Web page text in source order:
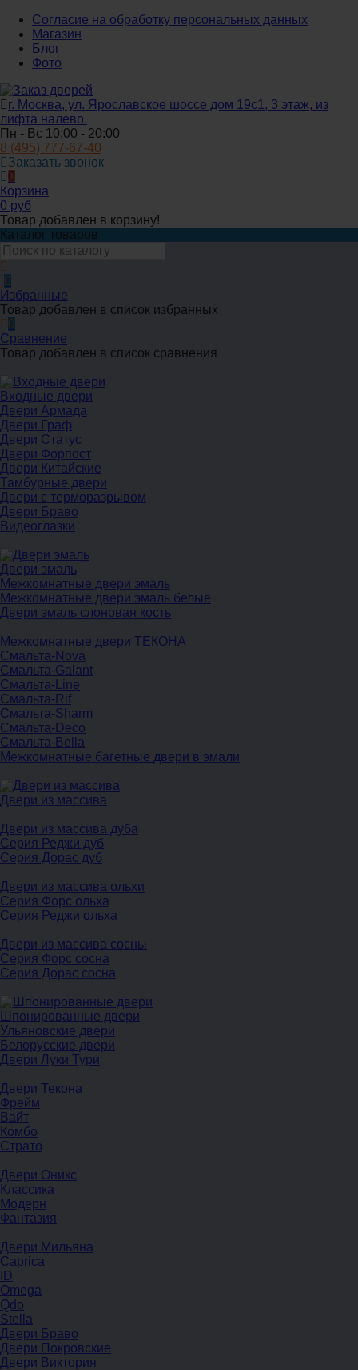
Согласие на обработку персональных данных
Магазин
Блог
Фото
г. Москва, ул. Ярославское шоссе дом 19с1, 3 этаж, из
лифта налево.
Пн - Вс 10:00 - 20:00
8 (495) 777-67-40
Заказать звонок
0
Корзина
0 руб
Товар добавлен в корзину!
Каталог товаров
0
Избранные
Товар добавлен в список избранных
0
Сравнение
Товар добавлен в список сравнения
Входные двери
Двери Армада
Двери Граф
Двери Статус
Двери Форпост
Двери Китайские
Тамбурные двери
Двери с терморазрывом
Двери Браво
Видеоглазки
Двери эмаль
Межкомнатные двери эмаль
Межкомнатные двери эмаль белые
Двери эмаль слоновая кость
Межкомнатные двери ТЕКОНА
Смальта-Nova
Смальта-Galant
Смальта-Line
Смальта-Rif
Смальта-Sharm
Смальта-Deco
Смальта-Bella
Межкомнатные багетные двери в эмали
Двери из массива
Двери из массива дуба
Серия Реджи дуб
Серия Дорас дуб
Двери из массива ольхи
Серия Форс ольха
Серия Реджи ольха
Двери из массива сосны
Серия Форс сосна
Серия Дорас сосна
Шпонированные двери
Ульяновские двери
Белорусские двери
Двери Луки Тури
Двери Текона
Фрейм
Вайт
Комбо
Страто
Двери Оникс
Классика
Модерн
Фантазия
Двери Мильяна
Caprica
ID
Omega
Qdo
Stella
Двери Браво
Двери Покровские
Двери Виктория